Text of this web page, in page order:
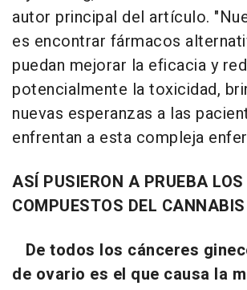
autor principal del artículo.
es encontrar fármacos
puedan mejorar la eficacia y
potencialmente la toxicidad,
nuevas esperanzas a las
enfrentan a esta compleja
ASÍ PUSIERON A PRUEBA LOS
COMPUESTOS DEL CANNABIS
De todos los cánceres
de ovario es el que causa la